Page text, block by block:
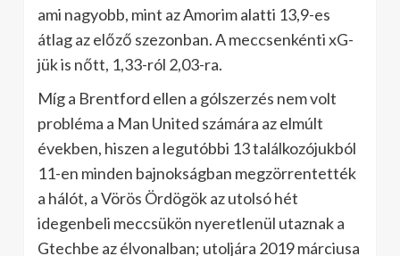
ami nagyobb, mint az Amorim alatti 13,9-es
átlag az előző szezonban. A meccsenkénti xG-
jük is nőtt, 1,33-ról 2,03-ra.
Míg a Brentford ellen a gólszerzés nem volt
probléma a Man United számára az elmúlt
években, hiszen a legutóbbi 13 találkozójukból
11-en minden bajnokságban megzörrentették
a hálót, a Vörös Ördögök az utolsó hét
idegenbeli meccsükön nyeretlenül utaznak a
Gtechbe az élvonalban; utoljára 2019 márciusa